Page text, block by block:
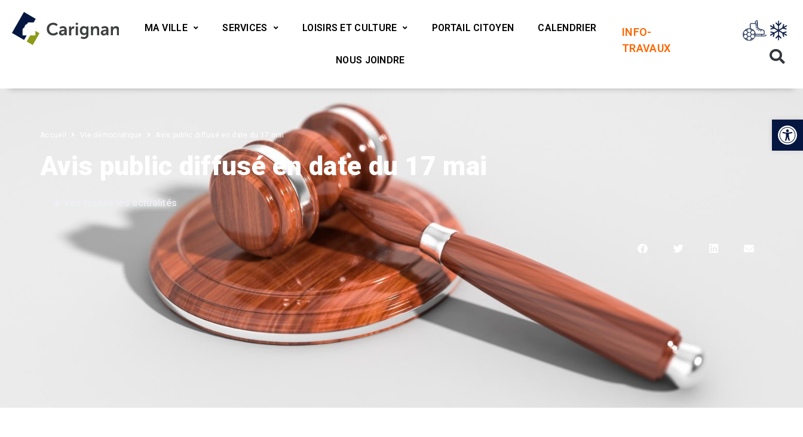
MA VILLE SERVICES LOISIRS ET CULTURE PORTAIL CITOYEN CALENDRIER
NOUS JOINDRE
INFO-
TRAVAUX
Avis public diffusé en date du 17 mai
Avis public diffusé en date du 17 mai
Voir toutes les actualités